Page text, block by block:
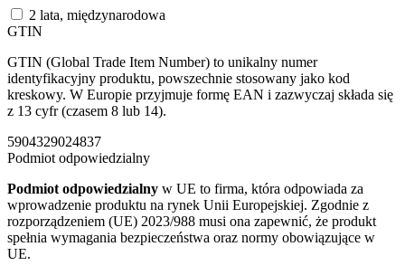
2 lata, międzynarodowa
GTIN
GTIN (Global Trade Item Number) to unikalny numer
identyfikacyjny produktu, powszechnie stosowany jako kod
kreskowy. W Europie przyjmuje formę EAN i zazwyczaj składa się
z 13 cyfr (czasem 8 lub 14).
5904329024837
Podmiot odpowiedzialny
Podmiot odpowiedzialny w UE to firma, która odpowiada za
wprowadzenie produktu na rynek Unii Europejskiej. Zgodnie z
rozporządzeniem (UE) 2023/988 musi ona zapewnić, że produkt
spełnia wymagania bezpieczeństwa oraz normy obowiązujące w
UE.